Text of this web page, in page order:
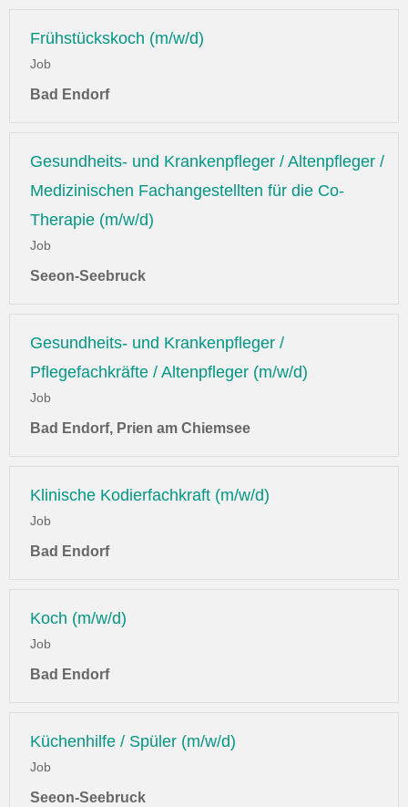
Frühstückskoch (m/w/d)
Job
Bad Endorf
Gesundheits- und Krankenpfleger / Altenpfleger /
Medizinischen Fachangestellten für die Co-
Therapie (m/w/d)
Job
Seeon-Seebruck
Gesundheits- und Krankenpfleger /
Pflegefachkräfte / Altenpfleger (m/w/d)
Job
Bad Endorf, Prien am Chiemsee
Klinische Kodierfachkraft (m/w/d)
Job
Bad Endorf
Koch (m/w/d)
Job
Bad Endorf
Küchenhilfe / Spüler (m/w/d)
Job
Seeon-Seebruck